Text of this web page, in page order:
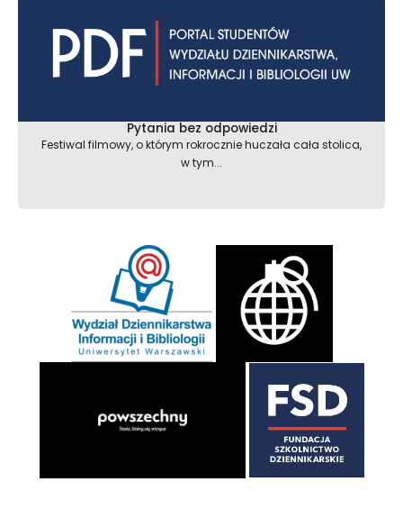
Pytania bez odpowiedzi
Festiwal filmowy, o którym rokrocznie huczała cała stolica,
w tym...